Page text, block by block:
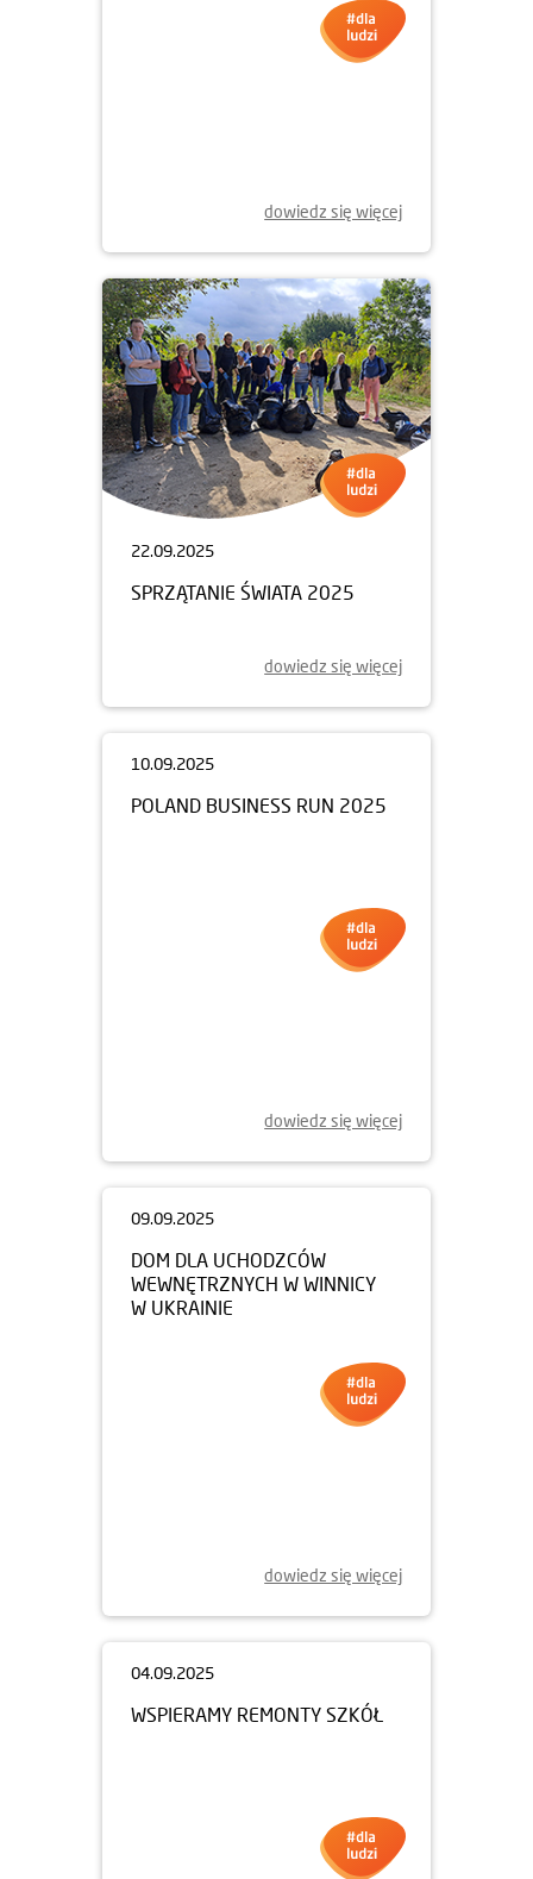
dowiedz się więcej
22.09.2025
SPRZĄTANIE ŚWIATA 2025
dowiedz się więcej
10.09.2025
POLAND BUSINESS RUN 2025
dowiedz się więcej
09.09.2025
DOM DLA UCHODZCÓW
WEWNĘTRZNYCH W WINNICY
W UKRAINIE
dowiedz się więcej
04.09.2025
WSPIERAMY REMONTY SZKÓŁ